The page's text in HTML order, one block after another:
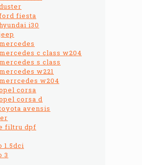
fiesta
i30
c class w204
s class
w221
w204
corsa
corsa d
avensis
filtru dpf
1.5dci
3